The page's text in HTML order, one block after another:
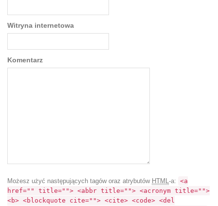
Witryna internetowa
Komentarz
Możesz użyć następujących tagów oraz atrybutów HTML-a: <a
href="" title=""> <abbr title=""> <acronym title="">
<b> <blockquote cite=""> <cite> <code> <del